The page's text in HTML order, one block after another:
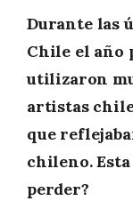
Durante las
Chile el año
utilizaron
artistas
que
chileno.
perder?